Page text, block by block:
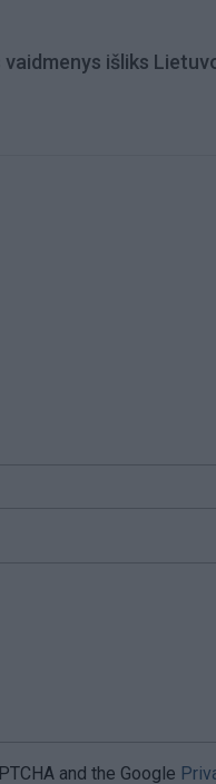
išliks
and the Google